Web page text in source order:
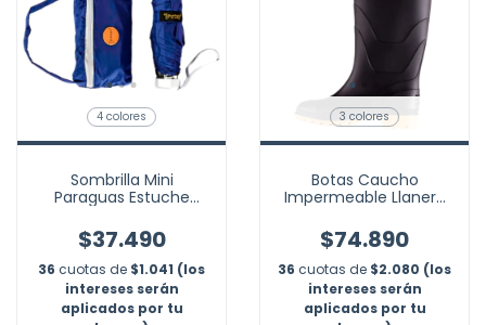
4 colores
Sombrilla Mini
Paraguas Estuche
$37.490
36 cuotas de $1.041 (los
intereses serán
aplicados por tu
3 colores
Botas Caucho
Impermeable Llanera
Alta
$74.890
36 cuotas de $2.080 (los
intereses serán
aplicados por tu